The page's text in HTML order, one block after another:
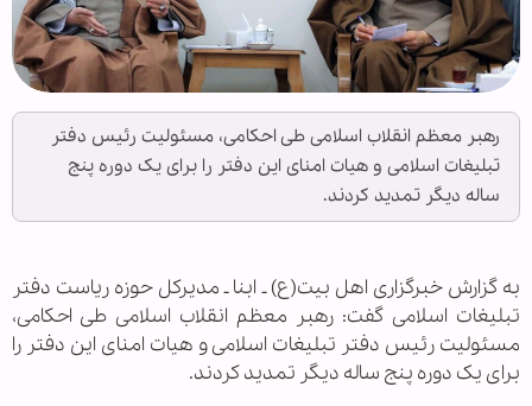
رهبر معظم انقلاب اسلامی طی احکامی، مسئولیت رئیس دفتر
تبلیغات اسلامی و هیات امنای این دفتر را برای یک دوره پنج
ساله دیگر تمدید کردند.
به گزارش خبرگزاری اهل بیت(ع) ـ ابنا ـ مدیرکل حوزه ریاست دفتر
تبلیغات اسلامی گفت: رهبر معظم انقلاب اسلامی طی احکامی،
مسئولیت رئیس دفتر تبلیغات اسلامی و هیات امنای این دفتر را
برای یک دوره پنج ساله دیگر تمدید کردند.